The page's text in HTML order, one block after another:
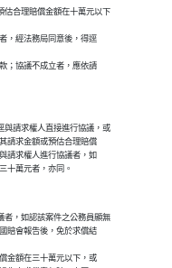
估合理賠償金額在十萬元以下
，經法務局同意後，得逕
；協議不成立者，應依請
與請求權人直接進行協議，或
請求金額或預估合理賠償
請求權人進行協議者，如
者，如認該案件之公務員顯無
賠會報告後，免於求償結
金額在三十萬元以下，或